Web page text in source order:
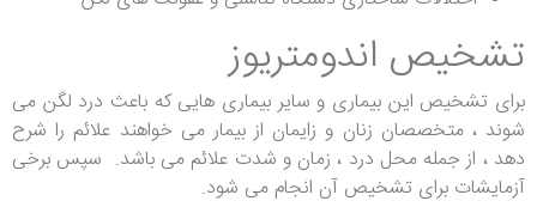
تشخیص اندومتریوز
برای تشخیص این بیماری و سایر بیماری هایی که باعث درد لگن می
شوند ، متخصصان زنان و زایمان از بیمار می خواهند علائم را شرح
دهد ، از جمله محل درد ، زمان و شدت علائم می باشد. سپس برخی
آزمایشات برای تشخیص آن انجام می شود.